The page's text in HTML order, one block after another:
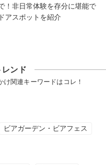
！非日常体験を存分に堪能で
アスポットを紹介
レンド
関連キーワードはコレ！
ビアガーデン・ビアフェス